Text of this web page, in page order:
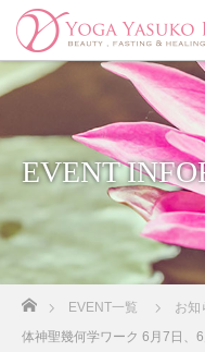
EVENT
EVENT一覧 お知
体神聖幾何学ワーク 6月7日、